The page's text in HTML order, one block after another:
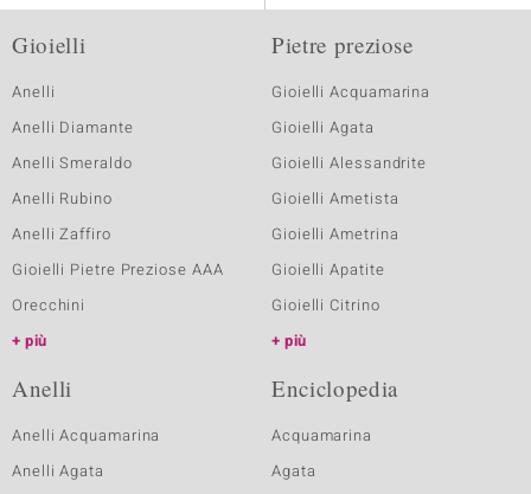
Gioielli
Anelli
Anelli Diamante
Anelli Smeraldo
Anelli Rubino
Anelli Zaffiro
Gioielli Pietre Preziose AAA
Orecchini
più
Pietre preziose
Gioielli Acquamarina
Gioielli Agata
Gioielli Alessandrite
Gioielli Ametista
Gioielli Ametrina
Gioielli Apatite
Gioielli Citrino
più
Anelli
Anelli Acquamarina
Anelli Agata
Enciclopedia
Acquamarina
Agata